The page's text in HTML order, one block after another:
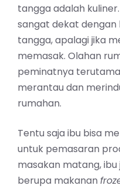
tangga adalah
sangat dekat dengan
tangga, apalagi jika
memasak. Olahan
peminatnya
merantau dan
rumahan.
Tentu saja ibu bisa
untuk pemasaran
masakan matang, ibu
berupa makanan